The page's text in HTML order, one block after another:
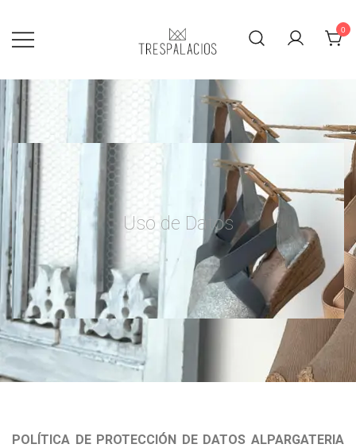
0
Uso de Datos
POLÍTICA DE PROTECCIÓN DE DATOS ALPARGATERIA